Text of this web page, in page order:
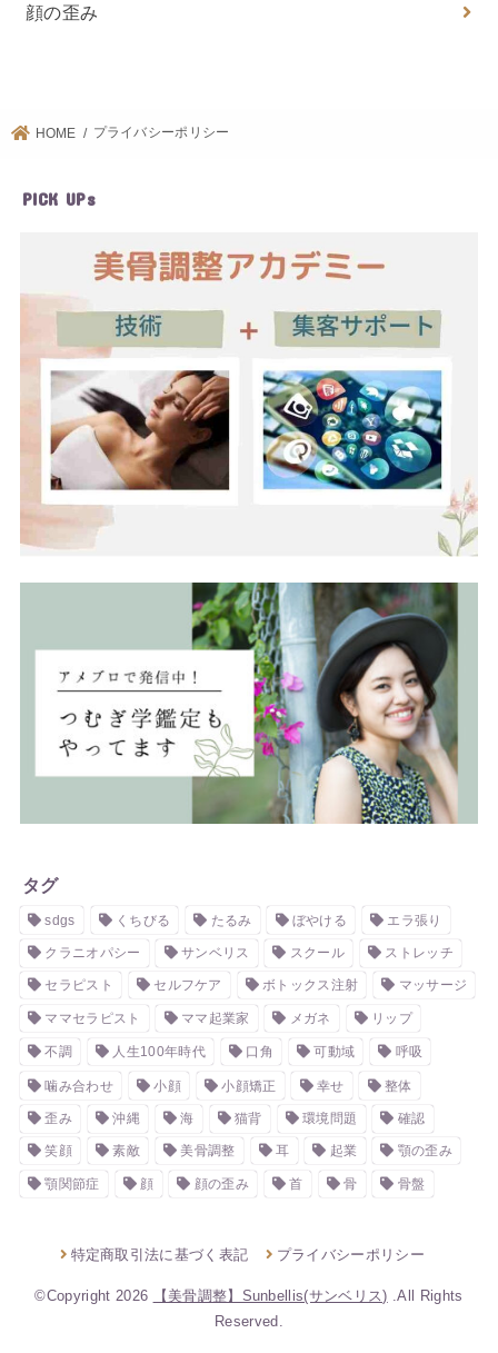
顔の歪み
HOME プライバシーポリシー
PICK UPs
タグ
sdgs くちびる たるみ ぼやける エラ張り
クラニオパシー サンベリス スクール ストレッチ
セラピスト セルフケア ボトックス注射 マッサージ
ママセラピスト ママ起業家 メガネ リップ
不調 人生100年時代 口角 可動域 呼吸
噛み合わせ 小顔 小顔矯正 幸せ 整体
歪み 沖縄 海 猫背 環境問題 確認
笑顔 素敵 美骨調整 耳 起業 顎の歪み
顎関節症 顔 顔の歪み 首 骨 骨盤
特定商取引法に基づく表記 プライバシーポリシー
©Copyright 2026 【美骨調整】Sunbellis(サンベリス) .All Rights
Reserved.